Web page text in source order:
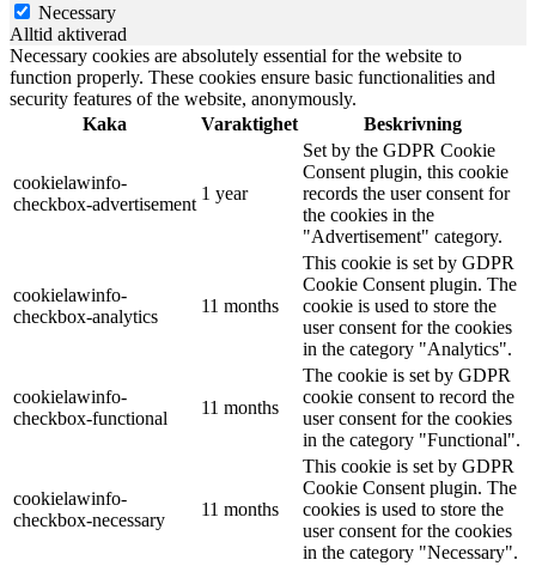
Necessary
Alltid aktiverad
Necessary cookies are absolutely essential for the website to
function properly. These cookies ensure basic functionalities and
security features of the website, anonymously.
Kaka
Varaktighet Beskrivning
cookielawinfo-
checkbox-advertisement
1 year
Set by the GDPR Cookie
Consent plugin, this cookie
records the user consent for
the cookies in the
"Advertisement" category.
cookielawinfo-
checkbox-analytics
11 months
This cookie is set by GDPR
Cookie Consent plugin. The
cookie is used to store the
user consent for the cookies
in the category "Analytics".
cookielawinfo-
checkbox-functional
11 months
The cookie is set by GDPR
cookie consent to record the
user consent for the cookies
in the category "Functional".
cookielawinfo-
checkbox-necessary
11 months
This cookie is set by GDPR
Cookie Consent plugin. The
cookies is used to store the
user consent for the cookies
in the category "Necessary".